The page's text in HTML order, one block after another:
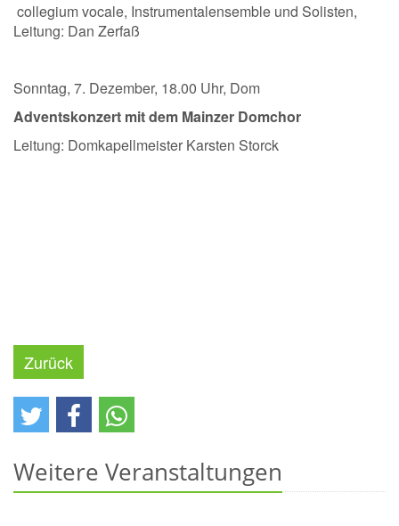
collegium vocale, Instrumentalensemble und Solisten,
Leitung: Dan Zerfaß
Sonntag, 7. Dezember, 18.00 Uhr, Dom
Adventskonzert mit dem Mainzer Domchor
Leitung: Domkapellmeister Karsten Storck
Zurück
Weitere Veranstaltungen